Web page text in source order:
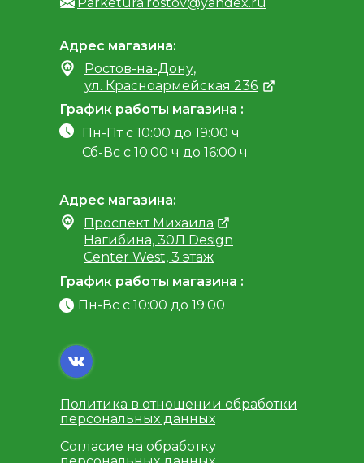
График работы магазина :
Ростов-на-Дону,
ул. Красноармейская 236
Пн-Пт с 10:00 до 19:00 ч
Сб-Вс с 10:00 ч до 16:00 ч
Проспект Михаила
Нагибина, 30Л Design
Center West, 3 этаж
График работы магазина :
Пн-Вс с 10:00 до 19:00
Адрес магазина:
Адрес магазина:
Согласие на обработку
Политика в отношении обработки
персональных данных